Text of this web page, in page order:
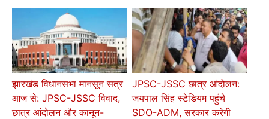
झारखंड विधानसभा मानसून सत्र
आज से: JPSC-JSSC विवाद,
छात्र आंदोलन और कानून-
JPSC-JSSC छात्र आंदोलन:
जयपाल सिंह स्टेडियम पहुंचे
SDO-ADM, सरकार करेगी